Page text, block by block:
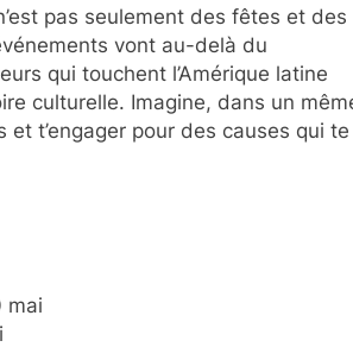
pas seulement des fêtes et des
vont au-delà du
qui touchent l’Amérique latine
culturelle. Imagine, dans un
t’engager pour des causes qui te
mai